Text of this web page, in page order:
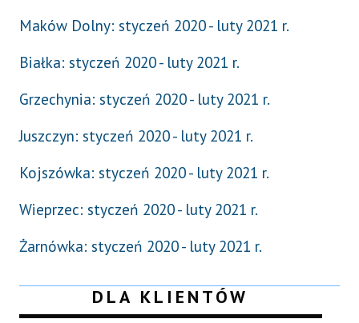
Maków Dolny: styczeń 2020 - luty 2021 r.
Białka: styczeń 2020 - luty 2021 r.
Grzechynia: styczeń 2020 - luty 2021 r.
Juszczyn: styczeń 2020 - luty 2021 r.
Kojszówka: styczeń 2020 - luty 2021 r.
Wieprzec: styczeń 2020 - luty 2021 r.
Żarnówka: styczeń 2020 - luty 2021 r.
DLA KLIENTÓW